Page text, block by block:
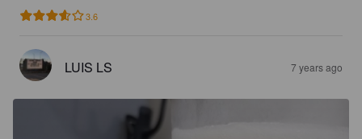
3.6
LUIS LS 7 years ago